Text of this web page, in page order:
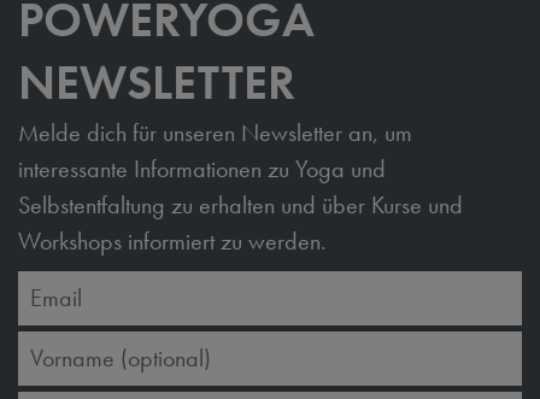
POWERYOGA
NEWSLETTER
Melde dich für unseren Newsletter an, um
interessante Informationen zu Yoga und
Selbstentfaltung zu erhalten und über Kurse und
Workshops informiert zu werden.